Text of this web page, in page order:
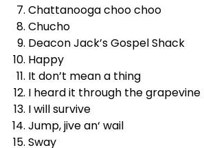
Chattanooga choo choo
Chucho
Deacon Jack’s Gospel Shack
Happy
It don’t mean a thing
I heard it through the grapevine
I will survive
Jump, jive an‘ wail
Sway